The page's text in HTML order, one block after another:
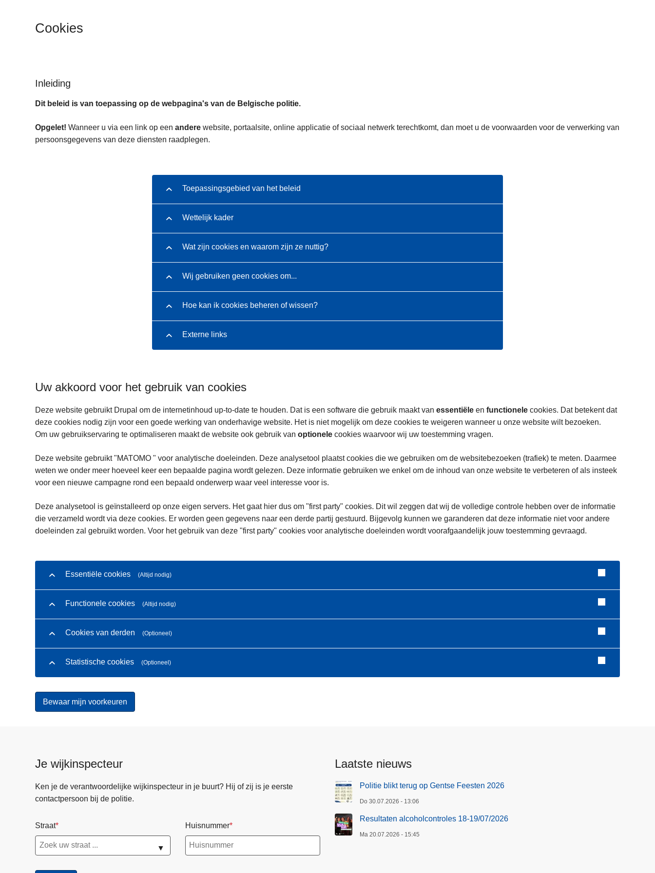
Cookies
Inleiding
Dit beleid is van toepassing op de webpagina's van de Belgische politie.
Opgelet! Wanneer u via een link op een andere website, portaalsite, online applicatie of sociaal netwerk terechtkomt, dan moet u de voorwaarden voor de verwerking van
persoonsgegevens van deze diensten raadplegen.
Toepassingsgebied van het beleid
Wettelijk kader
Wat zijn cookies en waarom zijn ze nuttig?
Wij gebruiken geen cookies om...
Hoe kan ik cookies beheren of wissen?
Externe links
Uw akkoord voor het gebruik van cookies
Deze website gebruikt Drupal om de internetinhoud up-to-date te houden. Dat is een software die gebruik maakt van essentiële en functionele cookies. Dat betekent dat
deze cookies nodig zijn voor een goede werking van onderhavige website. Het is niet mogelijk om deze cookies te weigeren wanneer u onze website wilt bezoeken.
Om uw gebruikservaring te optimaliseren maakt de website ook gebruik van optionele cookies waarvoor wij uw toestemming vragen.
Deze website gebruikt "MATOMO " voor analytische doeleinden. Deze analysetool plaatst cookies die we gebruiken om de websitebezoeken (trafiek) te meten. Daarmee
weten we onder meer hoeveel keer een bepaalde pagina wordt gelezen. Deze informatie gebruiken we enkel om de inhoud van onze website te verbeteren of als insteek
voor een nieuwe campagne rond een bepaald onderwerp waar veel interesse voor is.
Deze analysetool is geïnstalleerd op onze eigen servers. Het gaat hier dus om "first party" cookies. Dit wil zeggen dat wij de volledige controle hebben over de informatie
die verzameld wordt via deze cookies. Er worden geen gegevens naar een derde partij gestuurd. Bijgevolg kunnen we garanderen dat deze informatie niet voor andere
doeleinden zal gebruikt worden. Voor het gebruik van deze "first party" cookies voor analytische doeleinden wordt voorafgaandelijk jouw toestemming gevraagd.
Essentiële cookies (Altijd nodig)
Functionele cookies (Altijd nodig)
Cookies van derden (Optioneel)
Statistische cookies (Optioneel)
Je wijkinspecteur
Ken je de verantwoordelijke wijkinspecteur in je buurt? Hij of zij is je eerste
contactpersoon bij de politie.
Straat
▼
Huisnummer
Laatste nieuws
Politie blikt terug op Gentse Feesten 2026
Do 30.07.2026 - 13:06
Resultaten alcoholcontroles 18-19/07/2026
Ma 20.07.2026 - 15:45